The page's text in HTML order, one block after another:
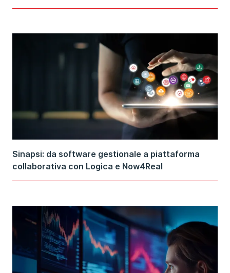
Sinapsi: da software gestionale a piattaforma
collaborativa con Logica e Now4Real